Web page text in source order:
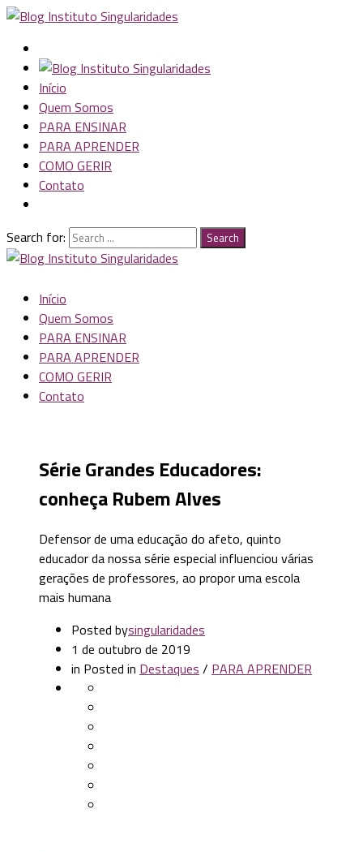
Início
Quem Somos
PARA ENSINAR
PARA APRENDER
COMO GERIR
Contato
Search for: Search
Início
Quem Somos
PARA ENSINAR
PARA APRENDER
COMO GERIR
Contato
Série Grandes Educadores:
conheça Rubem Alves
Defensor de uma educação do afeto, quinto
educador da nossa série especial influenciou várias
gerações de professores, ao propor uma escola
mais humana
Posted bysingularidades
1 de outubro de 2019
in Posted in Destaques / PARA APRENDER